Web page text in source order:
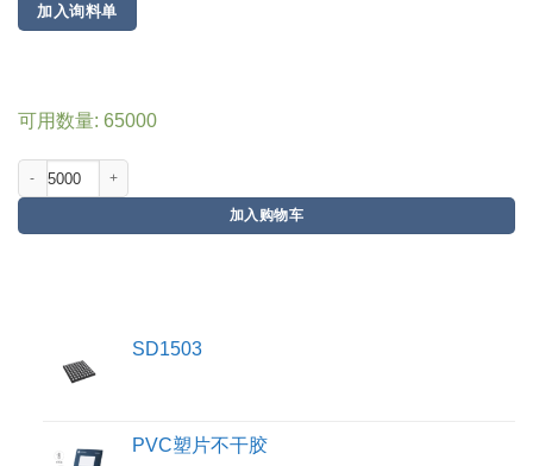
加入询料单
可用数量: 65000
加入购物车
SD1503
PVC塑片不干胶